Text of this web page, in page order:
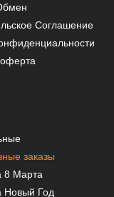
Соглашение
заказы
8 Марта
Новый Год